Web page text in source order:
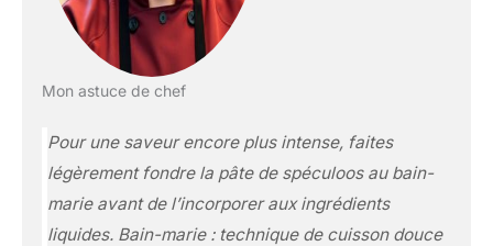
Mon astuce de chef
Pour une saveur encore plus intense, faites
légèrement fondre la pâte de spéculoos au bain-
marie avant de l’incorporer aux ingrédients
liquides. Bain-marie : technique de cuisson douce